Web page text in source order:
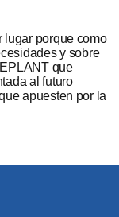
lugar porque como
y sobre
que
al futuro
apuesten por la